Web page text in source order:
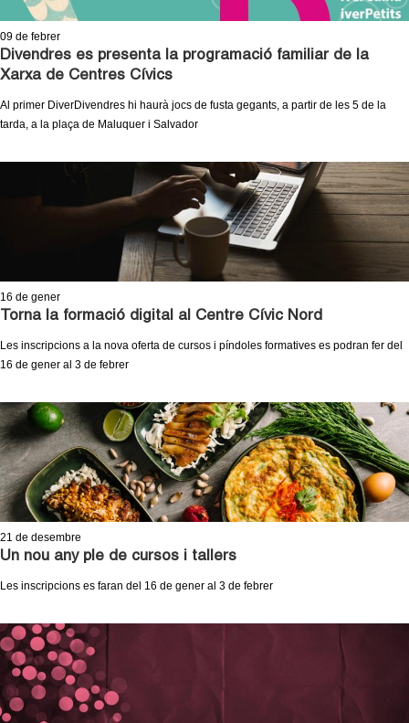
l
l
e
09 de febrer
Divendres es presenta la programació familiar de la
Xarxa de Centres Cívics
Al primer DiverDivendres hi haurà jocs de fusta gegants, a partir de les 5 de la
tarda, a la plaça de Maluquer i Salvador
16 de gener
Torna la formació digital al Centre Cívic Nord
Les inscripcions a la nova oferta de cursos i píndoles formatives es podran fer del
16 de gener al 3 de febrer
21 de desembre
Un nou any ple de cursos i tallers
Les inscripcions es faran del 16 de gener al 3 de febrer